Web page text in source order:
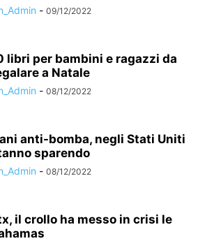
- 09/12/2022
libri per bambini e ragazzi da
a Natale
- 08/12/2022
anti-bomba, negli Stati Uniti
sparendo
- 08/12/2022
il crollo ha messo in crisi le